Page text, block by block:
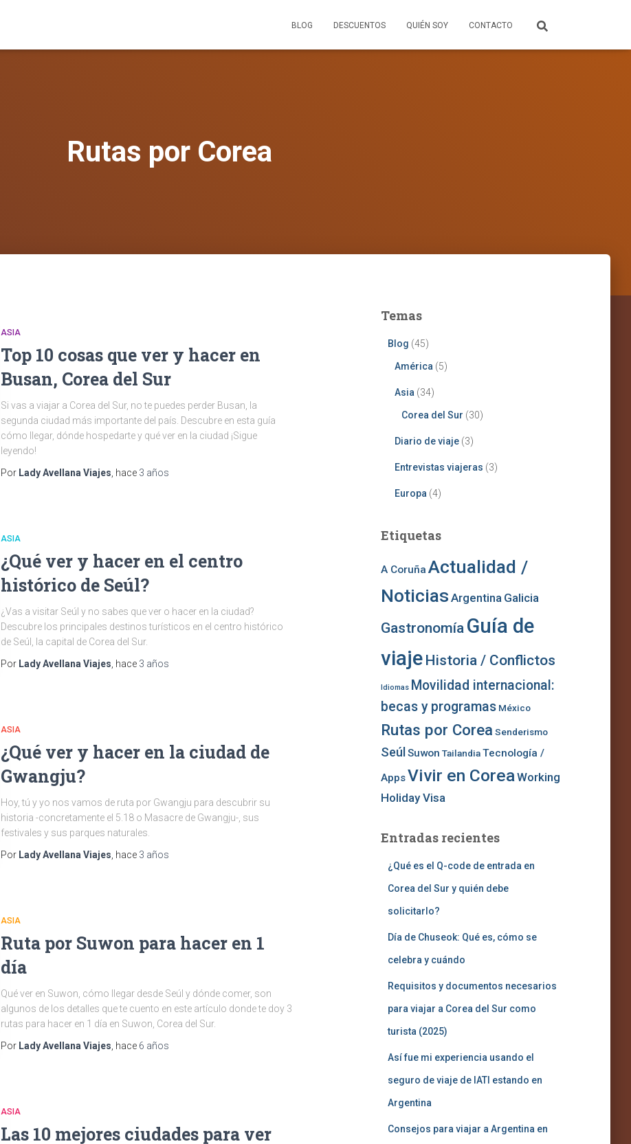
BLOG DESCUENTOS QUIÉN SOY CONTACTO
Rutas por Corea
ASIA
Top 10 cosas que ver y hacer en
Busan, Corea del Sur
Si vas a viajar a Corea del Sur, no te puedes perder Busan, la
segunda ciudad más importante del país. Descubre en esta guía
cómo llegar, dónde hospedarte y qué ver en la ciudad ¡Sigue
leyendo!
Por Lady Avellana Viajes , hace 3 años
ASIA
¿Qué ver y hacer en el centro
histórico de Seúl?
¿Vas a visitar Seúl y no sabes que ver o hacer en la ciudad?
Descubre los principales destinos turísticos en el centro histórico
de Seúl, la capital de Corea del Sur.
Por Lady Avellana Viajes , hace 3 años
ASIA
¿Qué ver y hacer en la ciudad de
Gwangju?
Hoy, tú y yo nos vamos de ruta por Gwangju para descubrir su
historia -concretamente el 5.18 o Masacre de Gwangju-, sus
festivales y sus parques naturales.
Por Lady Avellana Viajes , hace 3 años
ASIA
Ruta por Suwon para hacer en 1
día
Qué ver en Suwon, cómo llegar desde Seúl y dónde comer, son
algunos de los detalles que te cuento en este artículo donde te doy 3
rutas para hacer en 1 día en Suwon, Corea del Sur.
Por Lady Avellana Viajes , hace 6 años
ASIA
Las 10 mejores ciudades para ver
Temas
Blog (45)
América (5)
Asia (34)
Corea del Sur (30)
Diario de viaje(3)
Entrevistas viajeras (3)
Europa (4)
Etiquetas
A Coruña Actualidad /
Noticias Argentina Galicia
Gastronomía Guía de
viaje Historia / Conflictos
Idiomas Movilidad internacional:
becas y programas México
Rutas por Corea Senderismo
Seúl Suwon Tailandia Tecnología /
AppsVivir en CoreaWorking
Holiday Visa
Entradas recientes
¿Qué es el Q-code de entrada en
Corea del Sur y quién debe
solicitarlo?
Día de Chuseok: Qué es, cómo se
celebra y cuándo
Requisitos y documentos necesarios
para viajar a Corea del Sur como
turista (2025)
Así fue mi experiencia usando el
seguro de viaje de IATI estando en
Argentina
Consejos para viajar a Argentina en